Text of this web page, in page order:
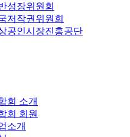
성장위원회
저작권위원회
공인시장진흥공단
회 소개
회 회원
소개